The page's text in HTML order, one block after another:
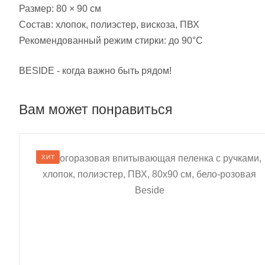
Размер: 80 × 90 см
Состав: хлопок, полиэстер, вискоза, ПВХ
Рекомендованный режим стирки: до 90°C
BESIDE - когда важно быть рядом!
Вам может понравиться
ХИТ